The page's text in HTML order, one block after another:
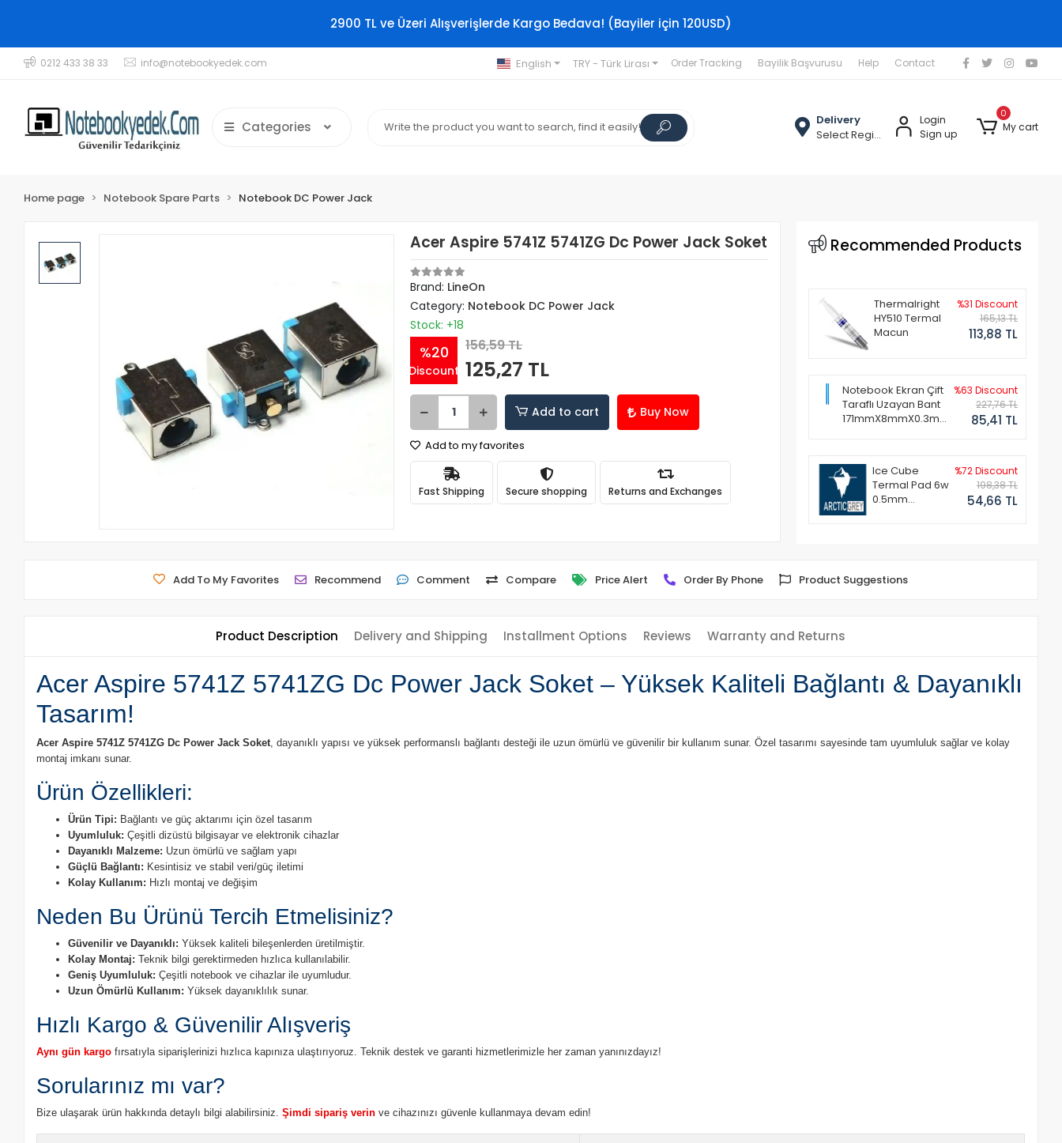
2900 TL ve Üzeri Alışverişlerde Kargo Bedava! (Bayiler için 120USD)
0212 433 38 33 info@notebookyedek.com English TRY - Türk Lirası Order Tracking Bayilik Başvurusu Help Contact
Categories
Delivery
Select Region
Login
Sign up
0
My cart
Home page Notebook Spare Parts Notebook DC Power Jack
Acer Aspire 5741Z 5741ZG Dc Power Jack Soket
Brand: LineOn
Category: Notebook DC Power Jack
Stock: +18
%20
Discount
156,59 TL
125,27 TL
Add to cart Buy Now
Add to my favorites
Fast Shipping Secure shopping Returns and Exchanges
Recommended Products
Thermalright
HY510 Termal
Macun
%31 Discount
165,13 TL
113,88 TL
Notebook Ekran Çift
Taraflı Uzayan Bant
171mmX8mmX0.3mm
%63 Discount
227,76 TL
85,41 TL
Ice Cube
Termal Pad 6w
0.5mm
%72 Discount
198,38 TL
54,66 TL
Add To My Favorites Recommend Comment Compare Price Alert Order By Phone Product Suggestions
Product Description Delivery and Shipping Installment Options Reviews Warranty and Returns
Acer Aspire 5741Z 5741ZG Dc Power Jack Soket – Yüksek Kaliteli Bağlantı & Dayanıklı
Tasarım!
Acer Aspire 5741Z 5741ZG Dc Power Jack Soket, dayanıklı yapısı ve yüksek performanslı bağlantı desteği ile uzun ömürlü ve güvenilir bir kullanım sunar. Özel tasarımı sayesinde tam uyumluluk sağlar ve kolay
montaj imkanı sunar.
Ürün Özellikleri:
Ürün Tipi: Bağlantı ve güç aktarımı için özel tasarım
Uyumluluk: Çeşitli dizüstü bilgisayar ve elektronik cihazlar
Dayanıklı Malzeme: Uzun ömürlü ve sağlam yapı
Güçlü Bağlantı: Kesintisiz ve stabil veri/güç iletimi
Kolay Kullanım: Hızlı montaj ve değişim
Neden Bu Ürünü Tercih Etmelisiniz?
Güvenilir ve Dayanıklı: Yüksek kaliteli bileşenlerden üretilmiştir.
Kolay Montaj: Teknik bilgi gerektirmeden hızlıca kullanılabilir.
Geniş Uyumluluk: Çeşitli notebook ve cihazlar ile uyumludur.
Uzun Ömürlü Kullanım: Yüksek dayanıklılık sunar.
Hızlı Kargo & Güvenilir Alışveriş
Aynı gün kargo fırsatıyla siparişlerinizi hızlıca kapınıza ulaştırıyoruz. Teknik destek ve garanti hizmetlerimizle her zaman yanınızdayız!
Sorularınız mı var?
Bize ulaşarak ürün hakkında detaylı bilgi alabilirsiniz.Şimdi sipariş verin ve cihazınızı güvenle kullanmaya devam edin!